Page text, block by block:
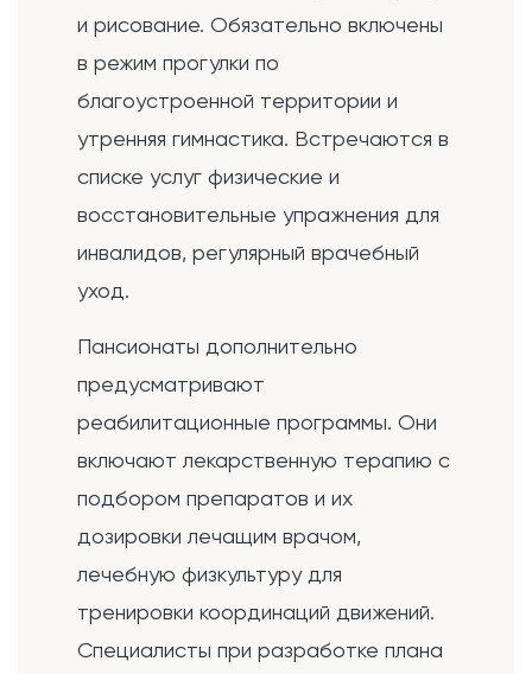
и рисование. Обязательно включены
в режим прогулки по
благоустроенной территории и
утренняя гимнастика. Встречаются в
списке услуг физические и
восстановительные упражнения для
инвалидов, регулярный врачебный
уход.
Пансионаты дополнительно
предусматривают
реабилитационные программы. Они
включают лекарственную терапию с
подбором препаратов и их
дозировки лечащим врачом,
лечебную физкультуру для
тренировки координаций движений.
Специалисты при разработке плана